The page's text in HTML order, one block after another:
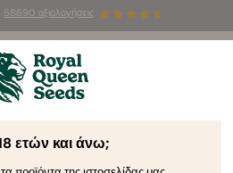
58690 αξιολογήσεις
Widow AutoΔΩΡΕΑΝ για τους
ετών και άνω;